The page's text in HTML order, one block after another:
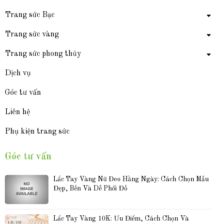
Trang sức Bạc
Trang sức vàng
Trang sức phong thủy
Dịch vụ
Góc tư vấn
Liên hệ
Phụ kiện trang sức
Góc tư vấn
Lắc Tay Vàng Nữ Đeo Hằng Ngày: Cách Chọn Mẫu
Đẹp, Bền Và Dễ Phối Đồ
Lắc Tay Vàng 10K: Ưu Điểm, Cách Chọn Và